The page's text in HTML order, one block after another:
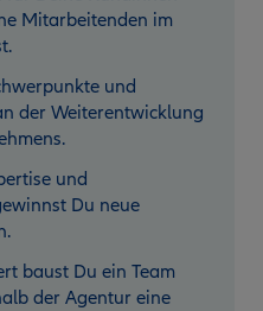
Mitarbeitenden im
und
der Weiterentwicklung
und
Du neue
baust Du ein Team
der Agentur eine